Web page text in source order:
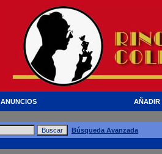
AÑADIR
Búsqueda Avanzada